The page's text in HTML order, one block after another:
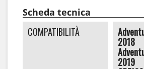
Scheda tecnica
COMPATIBILITÀ
2018
2019